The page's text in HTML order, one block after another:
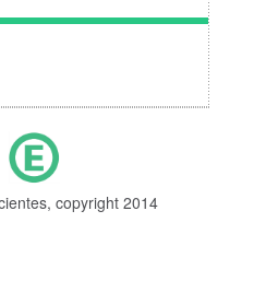
copyright 2014